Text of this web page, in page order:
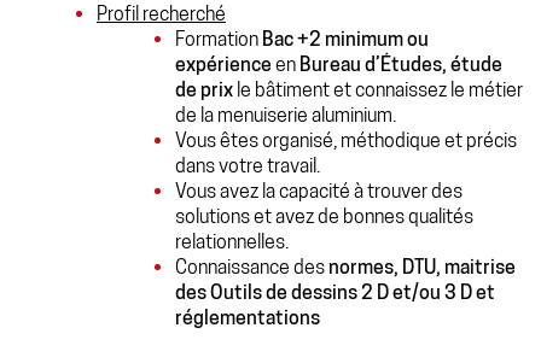
Profil recherché
Formation Bac +2 minimumou
expérience en Bureau d’Études, étude
de prix le bâtiment et connaissez le métier
de la menuiserie aluminium.
Vous êtes organisé, méthodique et précis
dans votre travail.
Vous avez la capacité à trouver des
solutions et avez de bonnes qualités
relationnelles.
Connaissance des normes, DTU, maitrise
des Outils de dessins 2 D et/ou 3 D et
réglementations